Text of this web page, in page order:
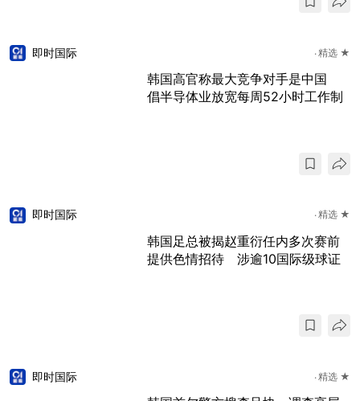
即时国际 精选 ★
韩国高官称最大竞争对手是中国
倡半导体业放宽每周52小时工作制
即时国际 精选 ★
韩国足总被揭赵重衍任内多次赛前
提供色情招待 涉逾10国际级球证
即时国际 精选 ★